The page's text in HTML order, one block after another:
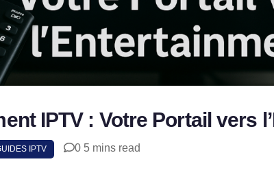
IPTV : Votre Portail vers
IPTV 0 5 mins read